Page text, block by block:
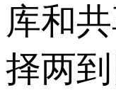
库和
择两